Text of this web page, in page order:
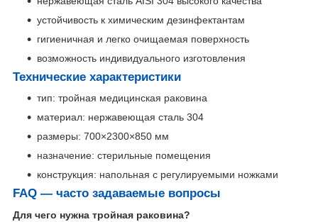
устойчивость к химическим дезинфектантам
гигиеничная и легко очищаемая поверхность
возможность индивидуального изготовления
Технические характеристики
тип: тройная медицинская раковина
материал: нержавеющая сталь 304
размеры: 700×2300×850 мм
назначение: стерильные помещения
конструкция: напольная с регулируемыми ножками
FAQ — часто задаваемые вопросы
Для чего нужна тройная раковина?